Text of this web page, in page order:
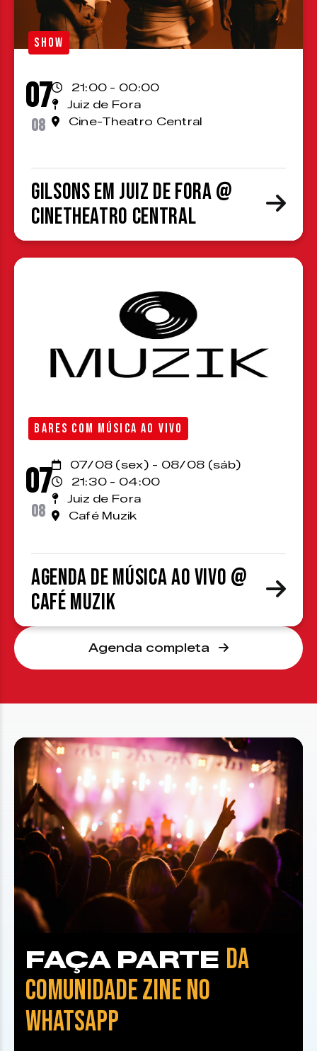
SHOW
07
08
21:00 - 00:00
Juiz de Fora
Cine-Theatro Central
Gilsons em Juiz de Fora @
CineTheatro Central
BARES COM MÚSICA AO VIVO
07
08
07/08 (sex) - 08/08 (sáb)
21:30 - 04:00
Juiz de Fora
Café Muzik
Agenda de Música ao Vivo @
Café Muzik
Agenda completa
FAÇA PARTE DA
COMUNIDADE ZINE NO
WHATSAPP